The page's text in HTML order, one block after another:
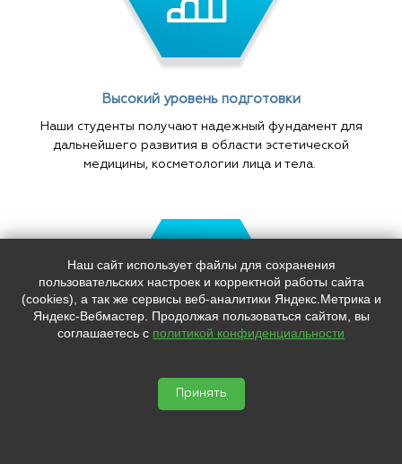
Высокий уровень подготовки
Наши студенты получают надежный фундамент для
дальнейшего развития в области эстетической
медицины, косметологии лица и тела.
Подтверждение квалификации
Наш сайт использует файлы для сохранения
пользовательских настроек и корректной работы сайта
(cookies), а так же сервисы веб-аналитики Яндекс.Метрика и
Яндекс-Вебмастер. Продолжая пользоваться сайтом, вы
соглашаетесь с политикой конфиденциальности
Принять